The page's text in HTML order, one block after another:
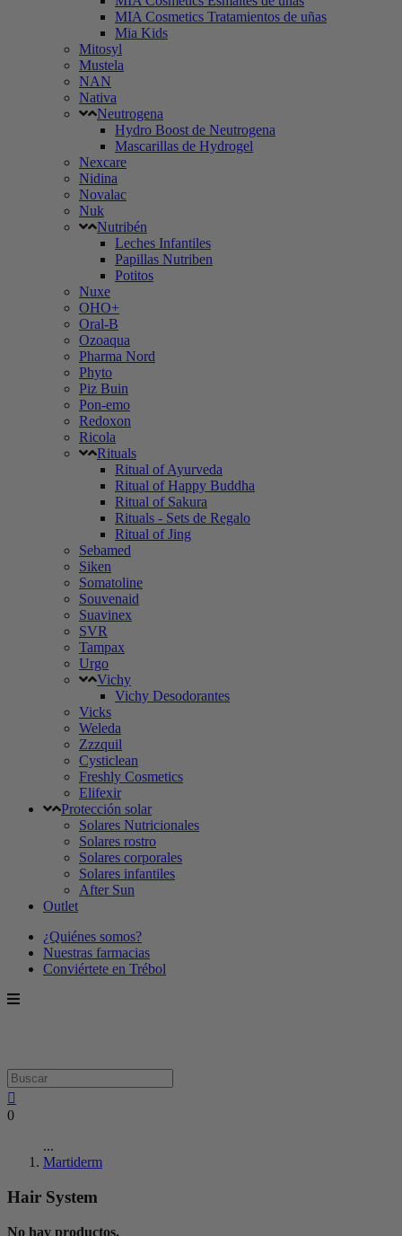
MIA Cosmetics Tratamientos de uñas
Mia Kids
Mitosyl
Mustela
NAN
Nativa
Neutrogena
Hydro Boost de Neutrogena
Mascarillas de Hydrogel
Nexcare
Nidina
Novalac
Nuk
Nutribén
Leches Infantiles
Papillas Nutriben
Potitos
Nuxe
OHO+
Oral-B
Ozoaqua
Pharma Nord
Phyto
Piz Buin
Pon-emo
Redoxon
Ricola
Rituals
Ritual of Ayurveda
Ritual of Happy Buddha
Ritual of Sakura
Rituals - Sets de Regalo
Ritual of Jing
Sebamed
Siken
Somatoline
Souvenaid
Suavinex
SVR
Tampax
Urgo
Vichy
Vichy Desodorantes
Vicks
Weleda
Zzzquil
Cysticlean
Freshly Cosmetics
Elifexir
Protección solar
Solares Nutricionales
Solares rostro
Solares corporales
Solares infantiles
After Sun
Outlet
¿Quiénes somos?
Nuestras farmacias
Conviértete en Trébol
0
...
Martiderm
Hair System
No hay productos.